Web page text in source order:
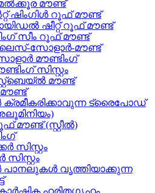
മൗണ്ട്
ഷിംഗിൾ റൂഫ് മൗണ്ട്
ഷീറ്റ് റൂഫ് മൗണ്ട്
സീം റൂഫ് മൗണ്ട്
സോളാർ-മൗണ്ട്
മൗണ്ടിംഗ്
സിസ്റ്റം
മൗണ്ട്
ട്രൈപോഡ്
മൗണ്ട് (സ്റ്റീൽ)
സിസ്റ്റം
സിസ്റ്റം
പാനലുകൾ വൃത്തിയാക്കുന്ന
ഹരിതഗൃഹം